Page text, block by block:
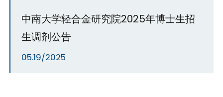
中南大学轻合金研究院2025年博士生招
生调剂公告
05.19/2025